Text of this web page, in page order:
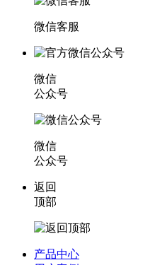
微信客服
微信
公众号
微信
公众号
返回
顶部
产品中心